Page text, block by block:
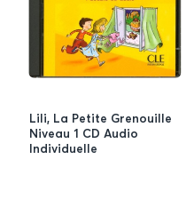
Lili, La Petite Grenouille
Niveau 1 CD Audio
Individuelle